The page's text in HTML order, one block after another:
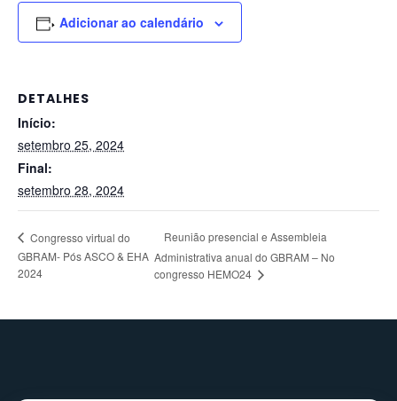
Adicionar ao calendário
DETALHES
Início:
setembro 25, 2024
Final:
setembro 28, 2024
Congresso virtual do
GBRAM- Pós ASCO & EHA
2024
Reunião presencial e Assembleia
Administrativa anual do GBRAM – No
congresso HEMO24